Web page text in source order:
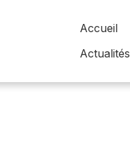
Accueil
Actualités